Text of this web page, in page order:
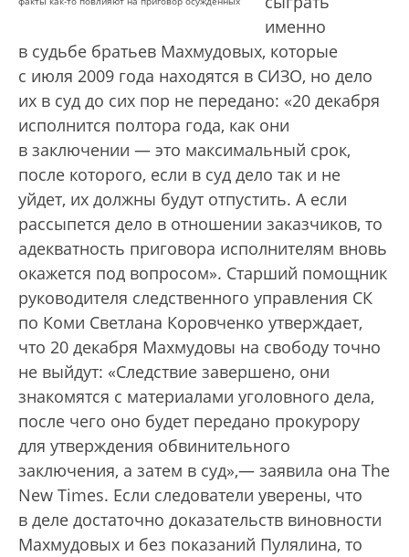
именно
в судьбе братьев Махмудовых, которые
с июля 2009 года находятся в СИЗО, но дело
их в суд до сих пор не передано: «20 декабря
исполнится полтора года, как они
в заключении — это максимальный срок,
после которого, если в суд дело так и не
уйдет, их должны будут отпустить. А если
рассыпется дело в отношении заказчиков, то
адекватность приговора исполнителям вновь
окажется под вопросом». Старший помощник
руководителя следственного управления СК
по Коми Светлана Коровченко утверждает,
что 20 декабря Махмудовы на свободу точно
не выйдут: «Следствие завершено, они
знакомятся с материалами уголовного дела,
после чего оно будет передано прокурору
для утверждения обвинительного
заключения, а затем в суд»,— заявила она The
New Times. Если следователи уверены, что
в деле достаточно доказательств виновности
Махмудовых и без показаний Пулялина, то